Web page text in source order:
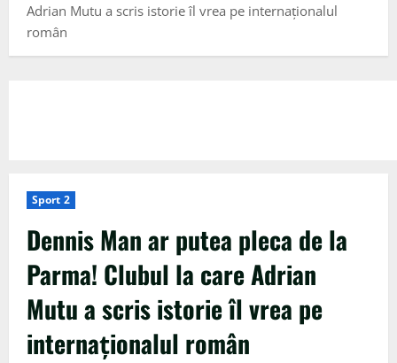
Adrian Mutu a scris istorie îl vrea pe internaționalul
român
Sport 2
Dennis Man ar putea pleca de la
Parma! Clubul la care Adrian
Mutu a scris istorie îl vrea pe
internaționalul român